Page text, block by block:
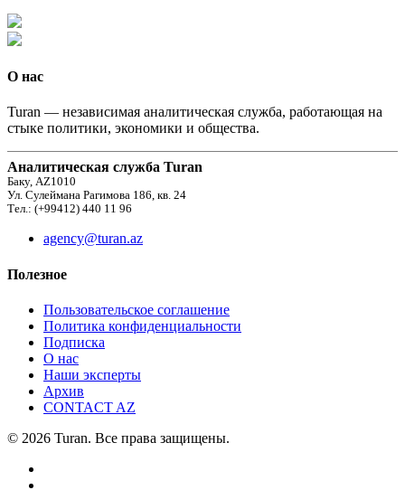
О нас
Turan — независимая аналитическая служба, работающая на
стыке политики, экономики и общества.
Аналитическая служба Turan
Баку, AZ1010
Ул. Сулеймана Рагимова 186, кв. 24
Тел.: (+99412) 440 11 96
agency@turan.az
Полезное
Пользовательское соглашение
Политика конфиденциальности
Подписка
О нас
Наши эксперты
Архив
CONTACT AZ
© 2026 Turan. Все права защищены.